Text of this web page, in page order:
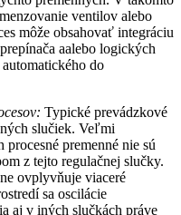
ventilov alebo
môže obsahovať integráciu
aalebo logických
do
Typické prevádzkové
slučiek. Veľmi
premenné nie sú
z tejto regulačnej slučky.
ovplyvňuje viaceré
sa oscilácie
aj v iných slučkách práve